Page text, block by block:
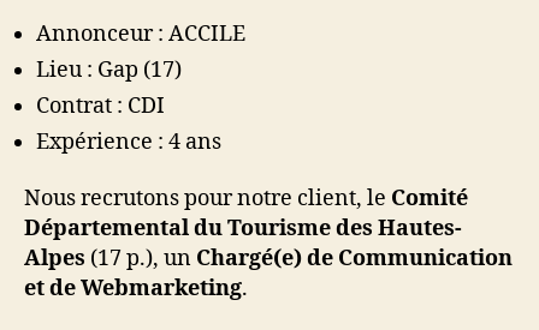
Annonceur : ACCILE
Lieu : Gap (17)
Contrat : CDI
Expérience : 4 ans
Nous recrutons pour notre client, le Comité
Départemental du Tourisme des Hautes-
Alpes (17 p.), un Chargé(e) de Communication
et de Webmarketing.